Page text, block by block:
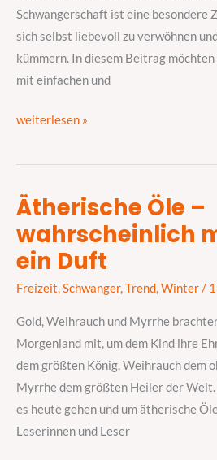
Schwangerschaft ist eine besondere
sich selbst liebevoll zu verwöhnen
kümmern. In diesem Beitrag
mit einfachen und
weiterlesen »
Ätherische Öle –
wahrscheinlich
ein Duft
Freizeit,Schwanger,Trend,Winter/
Gold, Weihrauch und Myrrhe
Morgenland mit, um dem Kind ihre
dem größten König, Weihrauch dem
Myrrhe dem größten Heiler der
es heute gehen und um ätherische
Leserinnen und Leser
Ätherische
Öle
wahrscheinlich
mehr
als
nur
ein
Duft